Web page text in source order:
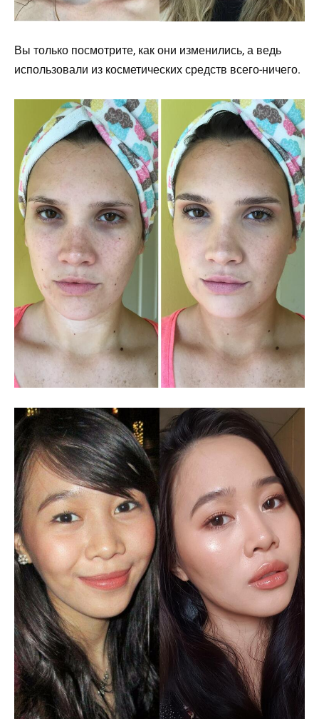
Вы только посмотрите, как они изменились, а ведь
использовали из косметических средств всего-ничего.